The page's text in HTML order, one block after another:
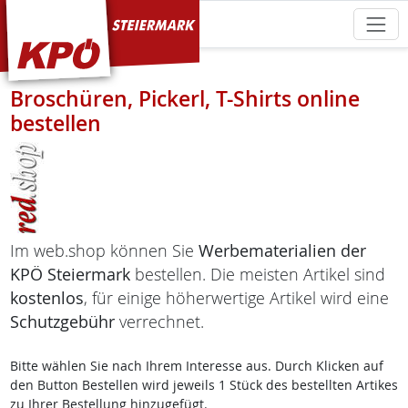
KPÖ Steiermark
Broschüren, Pickerl, T-Shirts online
bestellen
Im web.shop können Sie Werbematerialien der
KPÖ Steiermarkbestellen. Die meisten Artikel sind
kostenlos, für einige höherwertige Artikel wird eine
Schutzgebührverrechnet.
Bitte wählen Sie nach Ihrem Interesse aus. Durch Klicken auf
den Button Bestellen wird jeweils 1 Stück des bestellten Artikes
zu Ihrer Bestellung hinzugefügt.